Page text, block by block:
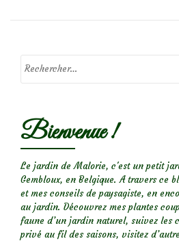
Cornus
‘China
Bienvenue !
Le jardin de Malorie, c'est un petit
Gembloux, en Belgique. A travers ce
et mes conseils de paysagiste, en
au jardin. Découvrez mes plantes
faune d’un jardin naturel, suivez les
privé au fil des saisons, visitez